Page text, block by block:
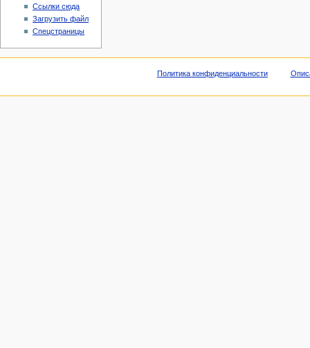
Ссылки сюда
Загрузить файл
Спецстраницы
Политика конфиденциальности